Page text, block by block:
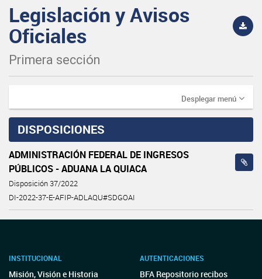
Legislación y Avisos
Oficiales
Primera sección
Desplegar menú
DISPOSICIONES
ADMINISTRACIÓN FEDERAL DE INGRESOS
PÚBLICOS - ADUANA LA QUIACA
Disposición 37/2022
DI-2022-37-E-AFIP-ADLAQU#SDGOAI
INSTITUCIONAL
Misión, Visión e Historia
AUTENTICACIONES
BFA Repositorio recibos